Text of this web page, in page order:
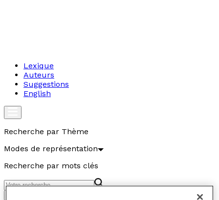
Lexique
Auteurs
Suggestions
English
Recherche par Thème
Modes de représentation
Recherche par mots clés